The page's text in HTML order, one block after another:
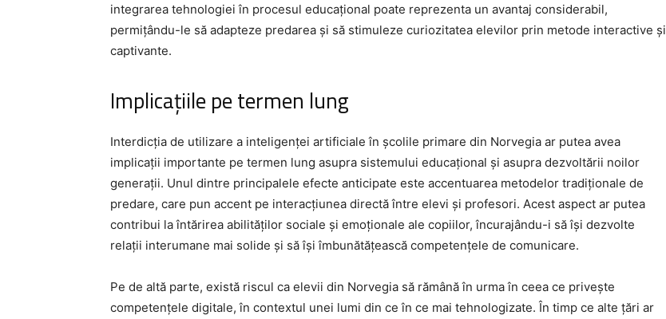
integrarea tehnologiei în procesul educațional poate reprezenta un avantaj considerabil,
permițându-le să adapteze predarea și să stimuleze curiozitatea elevilor prin metode interactive și
captivante.
Implicațiile pe termen lung
Interdicția de utilizare a inteligenței artificiale în școlile primare din Norvegia ar putea avea
implicații importante pe termen lung asupra sistemului educațional și asupra dezvoltării noilor
generații. Unul dintre principalele efecte anticipate este accentuarea metodelor tradiționale de
predare, care pun accent pe interacțiunea directă între elevi și profesori. Acest aspect ar putea
contribui la întărirea abilităților sociale și emoționale ale copiilor, încurajându-i să își dezvolte
relații interumane mai solide și să își îmbunătățească competențele de comunicare.
Pe de altă parte, există riscul ca elevii din Norvegia să rămână în urma în ceea ce privește
competențele digitale, în contextul unei lumi din ce în ce mai tehnologizate. În timp ce alte țări ar